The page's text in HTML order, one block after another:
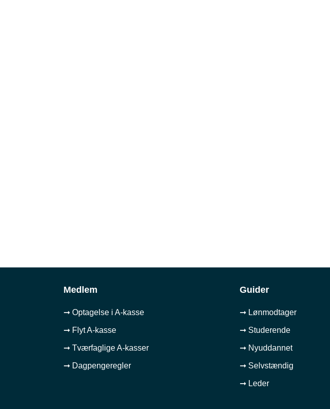
Medlem
➞ Optagelse i A-kasse
➞ Flyt A-kasse
➞ Tværfaglige A-kasser
➞ Dagpengeregler
Guider
➞ Lønmodtager
➞ Studerende
➞ Nyuddannet
➞ Selvstændig
➞ Leder